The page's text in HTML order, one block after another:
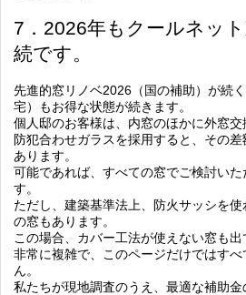
7．2026年もクールネッ
続です。
先進的窓リノベ2026（国の補助）が続
宅）もお得な状態が続きます。
個人邸のお客様は、内窓のほかに外窓交
防犯合わせガラスを採用すると、その
あります。
可能であれば、すべての窓でご検討い
す。
ただし、建築基準法上、防火サッシを
の窓もあります。
この場合、カバー工法が使えない窓も出
非常に複雑で、このページだけではす
ん。
私たちが現地調査のうえ、最適な補助